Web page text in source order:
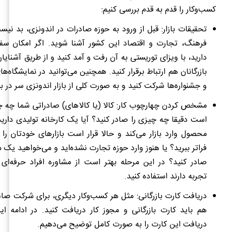
کسب‌وکار را قدم به قدم بررسی کنیم:
تحقیقات بازار: قبل از ورود به حوزه صادرات در اندونزی، بد
فرهنگ، تجارت و اقتصاد این کشور آشنا شوید. اگر امکان
دارید، با ویزای توریستی به آن رفت و آمد کنید و از طریق
بازرگانان هم ارتباط برقرار کنید. همچنین میتوانید در
و جشنوارهها شرکت کنید و به صورت کلی از بازار اندونزی سر در
مشخص کردن چهارچوب کار: کالا (یا کالاهای) صادراتی شما چه
است دقیقا چه چیزی را صادر کنید؟ آیا یک کارخانه تولیدی
محصول وارد بازار می‌کند و حالا قرار است بازارهای خودتان را
فراتر ببرید؟ یا هنوز وارد حوزه تجارت نشده‌اید و می‌خواهید
صادر کنید؟ در این مرحله بهتر است از مشاوره افراد
تجربه دارند استفاده کنید.
دریافت کارت بازرگانی: مثل هر کسب‌وکار دیگری، برای شرکت
هم باید کارت بازرگانی و مجوز کار دریافت کنید. در ادامه
دریافت این کارت را به صورت کامل توضیح می‌دهیم.